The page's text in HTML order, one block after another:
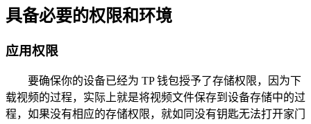
具备必要的权限和环境
应用权限
要确保你的设备已经为 TP 钱包授予了存储权限，因为下
载视频的过程，实际上就是将视频文件保存到设备存储中的过
程，如果没有相应的存储权限，就如同没有钥匙无法打开家门